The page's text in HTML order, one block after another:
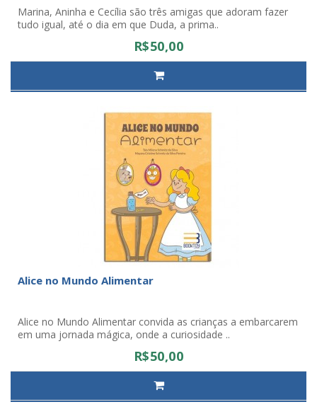
Marina, Aninha e Cecília são três amigas que adoram fazer
tudo igual, até o dia em que Duda, a prima..
R$50,00
Alice no Mundo Alimentar
Alice no Mundo Alimentar convida as crianças a embarcarem
em uma jornada mágica, onde a curiosidade ..
R$50,00